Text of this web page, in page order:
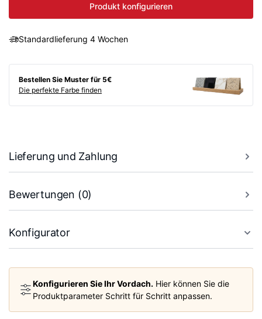
Produkt konfigurieren
Standardlieferung 4 Wochen
Bestellen Sie Muster für 5€
Die perfekte Farbe finden
Lieferung und Zahlung
Bewertungen (0)
Konfigurator
Konfigurieren Sie Ihr Vordach. Hier können Sie die
Produktparameter Schritt für Schritt anpassen.